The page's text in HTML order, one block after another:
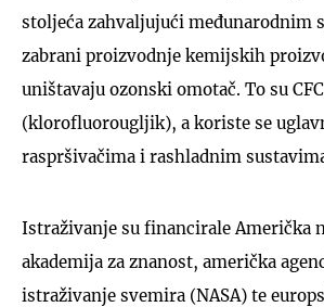
stoljeća zahvaljujući međunarodnim
zabrani proizvodnje kemijskih
uništavaju ozonski omotač. To su
(klorofluorougljik), a koriste se
raspršivačima i rashladnim
Istraživanje su financirale Američka
akademija za znanost, američka
istraživanje svemira (NASA) te